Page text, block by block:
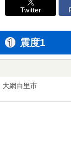
Twitter
震度1
大網白里市